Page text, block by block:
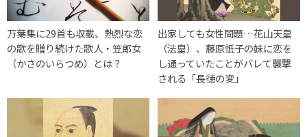
万葉集に29首も収載、熱烈な恋
の歌を贈り続けた歌人・笠郎女
（かさのいらつめ）とは？
出家しても女性問題…花山天皇
（法皇）、藤原忯子の妹に恋を
し通っていたことがバレて襲撃
される「長徳の変」